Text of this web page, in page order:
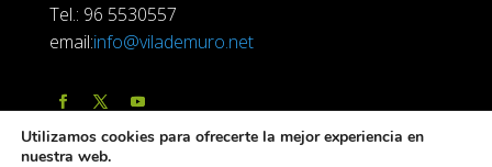
Tel.: 96 5530557
email:info@vilademuro.net
Utilizamos cookies para ofrecerte la mejor experiencia en
nuestra web.